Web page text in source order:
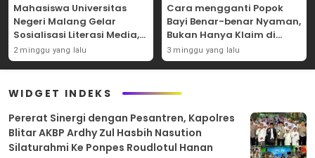
Mahasiswa Universitas
Negeri Malang Gelar
Sosialisasi Literasi Media,
Bahas Resiko Hukum
Bermedia Sosial di Era UU
2 minggu yang lalu
Cara mengganti Popok
Bayi Benar-benar Nyaman,
Bukan Hanya Klaim di
Kemasan
3 minggu yang lalu
WIDGET INDEKS
Pererat Sinergi dengan Pesantren, Kapolres
Blitar AKBP Ardhy Zul Hasbih Nasution
Silaturahmi Ke Ponpes Roudlotul Hanan